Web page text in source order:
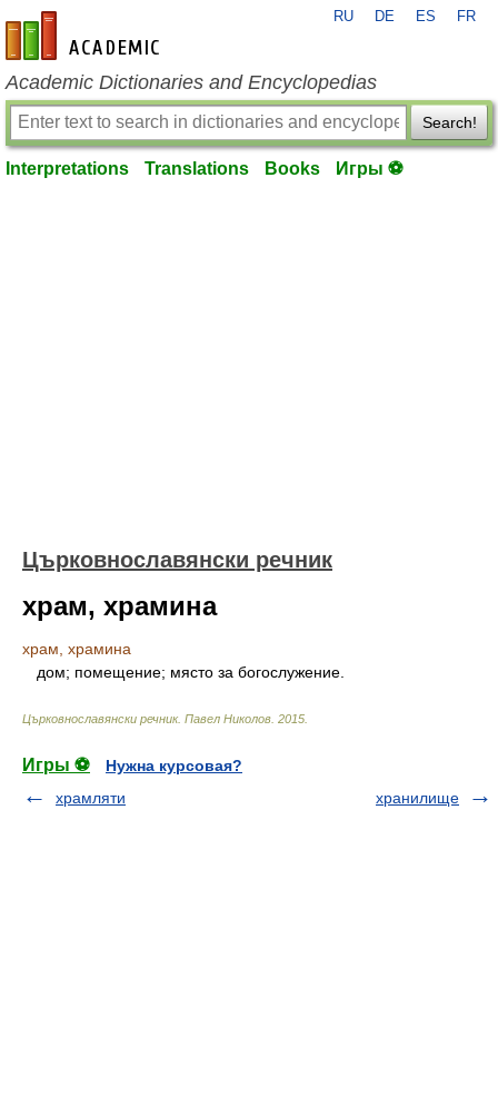
en-academic.com
RU DE ES FR
Academic Dictionaries and Encyclopedias
Search!
Interpretations Translations Books Игры ⚽
Църковнославянски речник
храм, храмина
храм, храмина
дом; помещение; място за богослужение.
Църковнославянски речник. Павел Николов 2015
Игры ⚽
Нужна курсовая?
храмляти
хранилище